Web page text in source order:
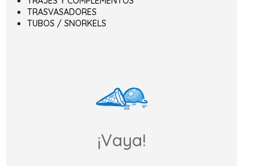
TRASVASADORES
TUBOS / SNORKELS
¡Vaya!